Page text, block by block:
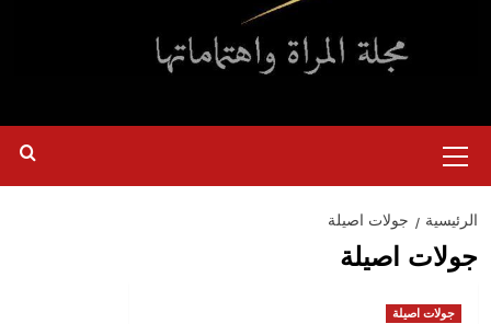
الرئيسية
الرئيسية جولات اصيلة
جولات اصيلة
جولات اصيلة